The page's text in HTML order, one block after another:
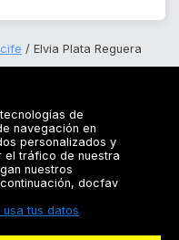
Elvia Plata Reguera
de
navegación en
personalizados y
el tráfico de nuestra
nuestros
docfav
tus datos